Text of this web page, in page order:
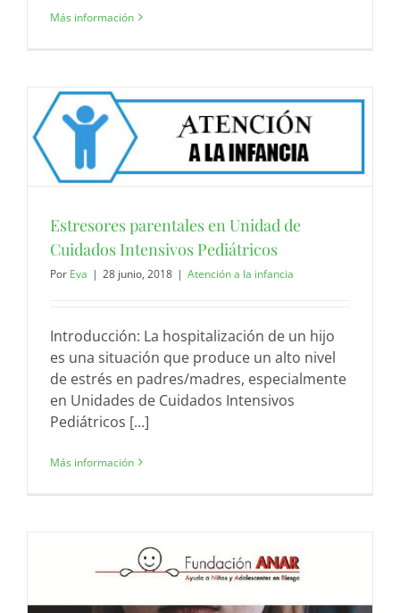
Más información
Estresores parentales en Unidad de
Cuidados Intensivos Pediátricos
Por Eva | 28 junio, 2018 | Atención a la infancia
Introducción: La hospitalización de un hijo
es una situación que produce un alto nivel
de estrés en padres/madres, especialmente
en Unidades de Cuidados Intensivos
Pediátricos [...]
Más información